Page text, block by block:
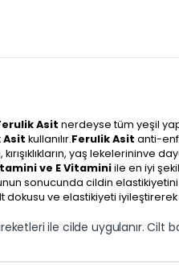
Asit nerdeyse tüm yeşil
Asit kullanılır.Ferulik Asit anti-
yaş lekelerininve
ve E Vitaminiile en iyi
sonucunda cildin elastikiyetini
ve elastikiyeti iyileştirerek
ile cilde uygulanır. Cilt